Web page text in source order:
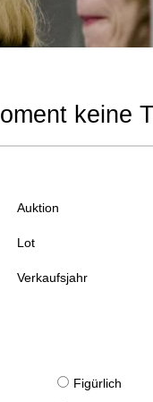
keine
Auktion
Lot
Verkaufsjahr
Figürlich